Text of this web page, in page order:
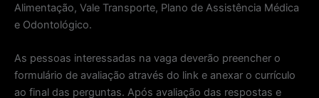
Alimentação, Vale Transporte, Plano de Assistência Médica
e Odontológico.
As pessoas interessadas na vaga deverão preencher o
formulário de avaliação através do link e anexar o currículo
ao final das perguntas. Após avaliação das respostas e